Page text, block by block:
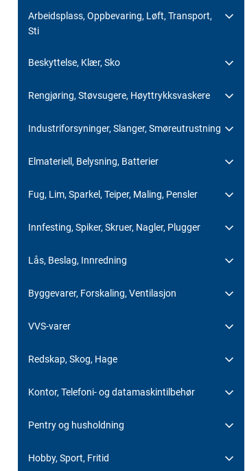
Arbeidsplass, Oppbevaring, Løft, Transport,
Sti
Beskyttelse, Klær, Sko
Rengjøring, Støvsugere, Høyttrykksvaskere
Industriforsyninger, Slanger, Smøreutrustning
Elmateriell, Belysning, Batterier
Fug, Lim, Sparkel, Teiper, Maling, Pensler
Innfesting, Spiker, Skruer, Nagler, Plugger
Lås, Beslag, Innredning
Byggevarer, Forskaling, Ventilasjon
VVS-varer
Redskap, Skog, Hage
Kontor, Telefoni- og datamaskintilbehør
Pentry og husholdning
Hobby, Sport, Fritid